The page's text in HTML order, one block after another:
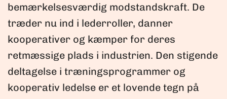
bemærkelsesværdig modstandskraft. De
træder nu ind i lederroller, danner
kooperativer og kæmper for deres
retmæssige plads i industrien. Den stigende
deltagelse i træningsprogrammer og
kooperativ ledelse er et lovende tegn på